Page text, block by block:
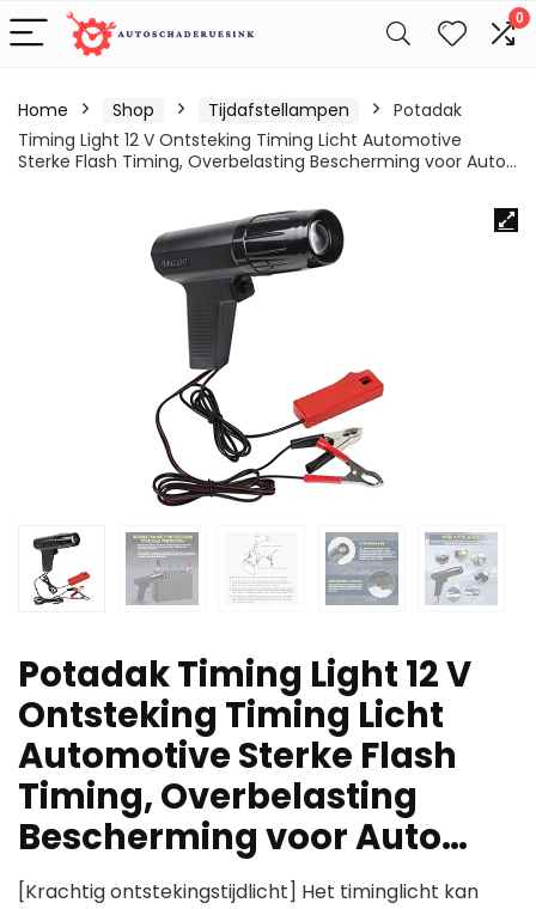
0
Home Shop Tijdafstellampen
Potadak
Timing Light 12 V Ontsteking Timing Licht Automotive
Sterke Flash Timing, Overbelasting Bescherming voor Auto…
Potadak Timing Light 12 V
Ontsteking Timing Licht
Automotive Sterke Flash
Timing, Overbelasting
Bescherming voor Auto…
[Krachtig ontstekingstijdlicht] Het timinglicht kan